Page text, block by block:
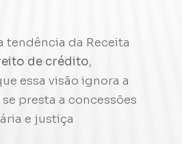
tendência da Receita
de crédito,
essa visão ignora a
se presta a concessões
e justiça